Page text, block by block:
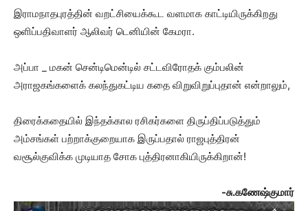
இராமநாதபுரத்தின் வறட்சியைக்கூட வளமாக காட்டியிருக்கிறது
ஒளிப்பதிவாளர் ஆலிவர் டெனியின் கேமரா.
அப்பா _ மகன் சென்டிமென்டில் சட்டவிரோதக் கும்பலின்
அராஜகங்களைக் கலந்துகட்டிய கதை விறுவிறுப்புதான் என்றாலும்,
திரைக்கதையில் இந்தக்கால ரசிகர்களை திருப்திப்படுத்தும்
அம்சங்கள் பற்றாக்குறையாக இருப்பதால் ராஜபுத்திரன்
வசூல்குவிக்க முடியாத சோக புத்திரனாகியிருக்கிறான்!
-சு.கணேஷ்குமார்